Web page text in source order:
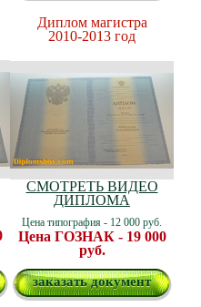
Диплом магистра
2010-2013 год
СМОТРЕТЬ ВИДЕО
ДИПЛОМА
Цена типография - 12 000 руб.
Цена ГОЗНАК - 19 000
руб.
заказать документ